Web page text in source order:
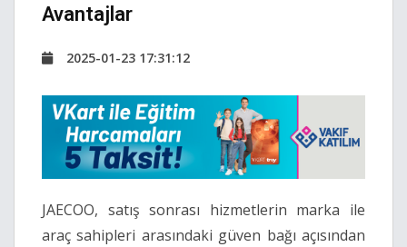
Avantajlar
2025-01-23 17:31:12
JAECOO, satış sonrası hizmetlerin marka ile
araç sahipleri arasındaki güven bağı açısından